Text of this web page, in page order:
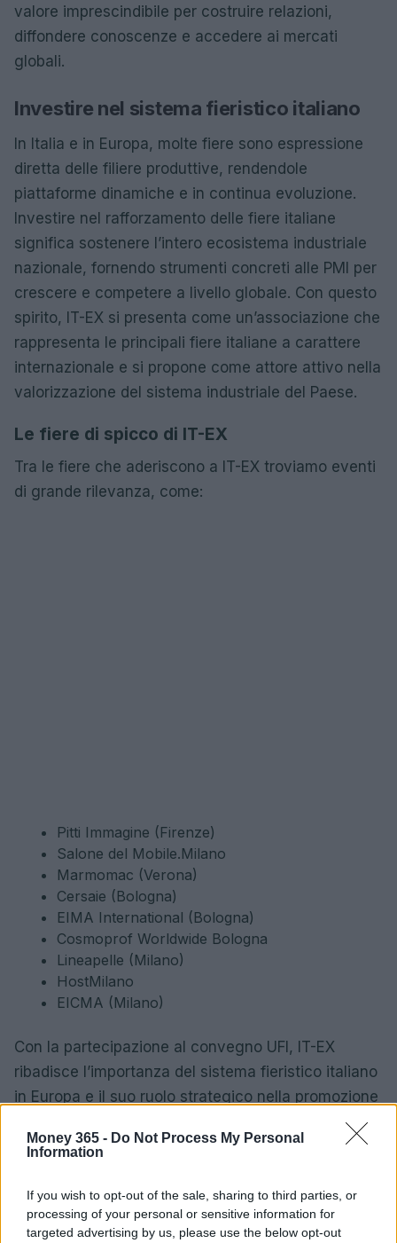
Money 365 - Do Not Process My Personal
Information
If you wish to opt-out of the sale, sharing to third parties, or
processing of your personal or sensitive information for
targeted advertising by us, please use the below opt-out
valore imprescindibile per costruire relazioni,
diffondere conoscenze e accedere ai mercati
globali.
Investire nel sistema fieristico italiano
In Italia e in Europa, molte fiere sono espressione
diretta delle filiere produttive, rendendole
piattaforme dinamiche e in continua evoluzione.
Investire nel rafforzamento delle fiere italiane
significa sostenere l’intero ecosistema industriale
nazionale, fornendo strumenti concreti alle PMI per
crescere e competere a livello globale. Con questo
spirito, IT-EX si presenta come un’associazione che
rappresenta le principali fiere italiane a carattere
internazionale e si propone come attore attivo nella
valorizzazione del sistema industriale del Paese.
Le fiere di spicco di IT-EX
Tra le fiere che aderiscono a IT-EX troviamo eventi
di grande rilevanza, come:
Pitti Immagine (Firenze)
Salone del Mobile.Milano
Marmomac (Verona)
Cersaie (Bologna)
EIMA International (Bologna)
Cosmoprof Worldwide Bologna
Lineapelle (Milano)
HostMilano
EICMA (Milano)
Con la partecipazione al convegno UFI, IT-EX
ribadisce l’importanza del sistema fieristico italiano
in Europa e il suo ruolo strategico nella promozione
In attesa del convegno, si segnalano alcuni eventi
di grande interesse per il settore. ISSA Pulire 2025,